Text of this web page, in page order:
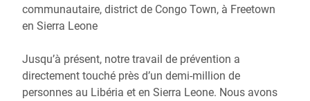
communautaire, district de Congo Town, à Freetown
en Sierra Leone
Jusqu’à présent, notre travail de prévention a
directement touché près d’un demi-million de
personnes au Libéria et en Sierra Leone. Nous avons